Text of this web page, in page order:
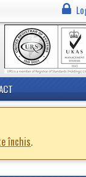
închis.